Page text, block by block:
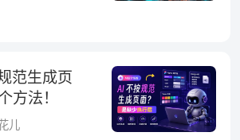
范生成页
方法！
儿